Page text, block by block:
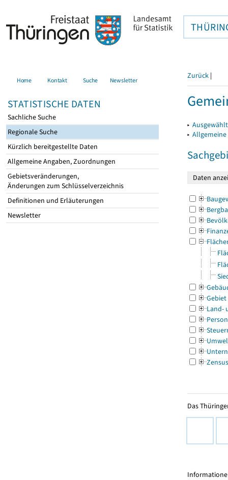
Home Kontakt Suche Newsletter
STATISTISCHE DATEN
Sachliche Suche
Regionale Suche
Kürzlich bereitgestellte Daten
Allgemeine Angaben, Zuordnungen
Gebietsveränderungen,
Änderungen zum Schlüsselverzeichnis
Definitionen und Erläuterungen
Newsletter
Zurück |
▸
▸
Gebiet
Land-
Zensus
Das